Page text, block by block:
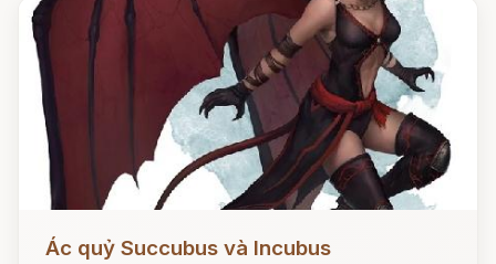
Đọc ngay
Ác quỷ Succubus và Incubus